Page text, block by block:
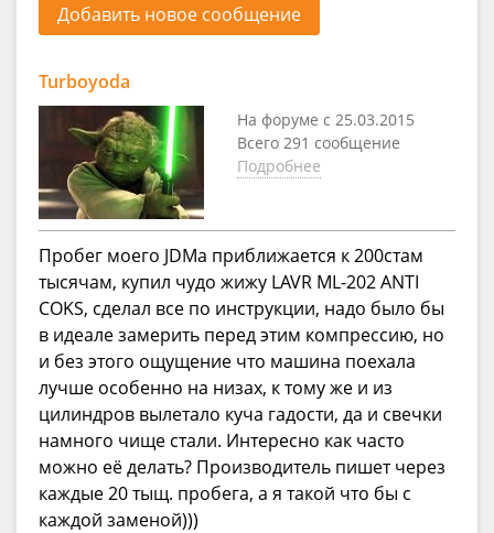
Добавить новое сообщение
Turboyoda
На форуме с 25.03.2015
Всего 291 сообщение
Подробнее
Пробег моего JDMа приближается к 200стам
тысячам, купил чудо жижу LAVR ML-202 ANTI
COKS, сделал все по инструкции, надо было бы
в идеале замерить перед этим компрессию, но
и без этого ощущение что машина поехала
лучше особенно на низах, к тому же и из
цилиндров вылетало куча гадости, да и свечки
намного чище стали. Интересно как часто
можно её делать? Производитель пишет через
каждые 20 тыщ. пробега, а я такой что бы с
каждой заменой)))